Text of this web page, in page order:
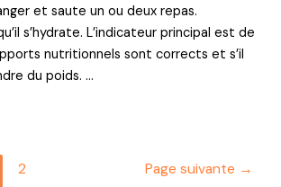
et saute un ou deux repas.
s’hydrate. L’indicateur principal est de
nutritionnels sont corrects et s’il
du poids. …
2 Page suivante →